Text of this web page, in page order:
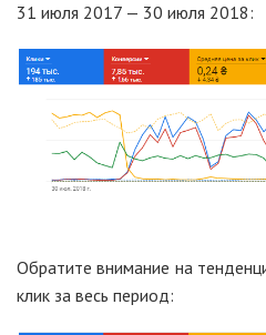
31 июля 2017 — 30 июля 2018:
Обратите внимание на
клик за весь период: